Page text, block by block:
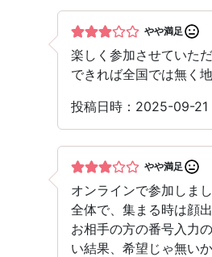
やや満足
楽しく参加させていただ
できれば全国では無く
投稿日時：2025-09-21
やや満足
オンラインで参加しまし
全体で、集まる時は顔
お相手の方の番号入力
い結果、希望じゃ無い